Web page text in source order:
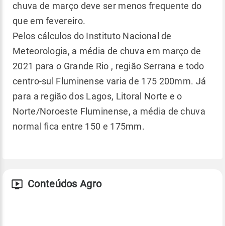
chuva de março deve ser menos frequente do
que em fevereiro.
Pelos cálculos do Instituto Nacional de
Meteorologia, a média de chuva em março de
2021 para o Grande Rio , região Serrana e todo
centro-sul Fluminense varia de 175 200mm. Já
para a região dos Lagos, Litoral Norte e o
Norte/Noroeste Fluminense, a média de chuva
normal fica entre 150 e 175mm.
Conteúdos Agro